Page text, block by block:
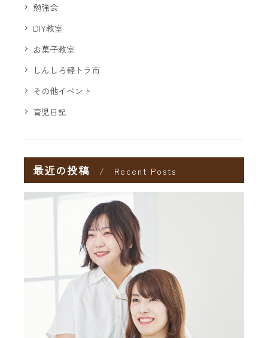
勉強会
DIY教室
お菓子教室
しんしろ軽トラ市
その他イベント
育児日記
最近の投稿 Recent Posts